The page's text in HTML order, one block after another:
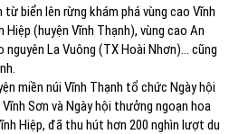
biển lên rừng khám phá vùng cao Vĩnh
Hiệp (huyện Vĩnh Thạnh), vùng cao An
nguyên La Vuông (TX Hoài Nhơn)... cũng
miền núi Vĩnh Thạnh tổ chức Ngày hội
Sơn và Ngày hội thưởng ngoạn hoa
Hiệp, đã thu hút hơn 200 nghìn lượt du